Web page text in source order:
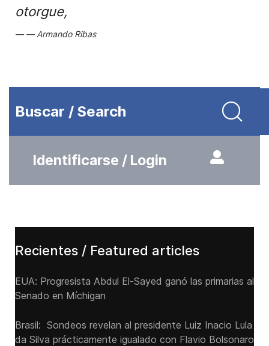
otorgue,
Armando Ribas
Buscar / Search
Identificarse / Login
Recientes / Featured articles
EUA: Progresista Abdul El-Sayed ganó las primarias al
Senado ‌en Míchigan
Brasil: Sondeos revelan al presidente Luiz Inacio Lula
da Silva prácticamente igualado con Flavio Bolsonaro